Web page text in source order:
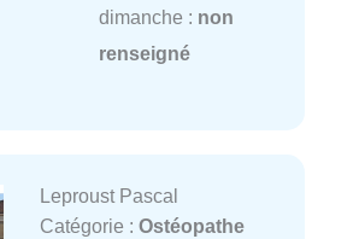
dimanche : non
renseigné
Leproust Pascal
Catégorie : Ostéopathe